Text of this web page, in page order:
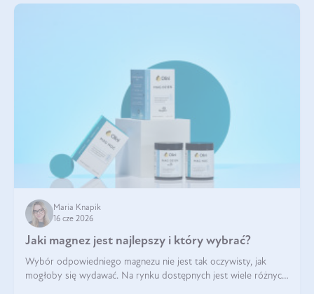
Maria Knapik
16 cze 2026
Jaki magnez jest najlepszy i który wybrać?
Wybór odpowiedniego magnezu nie jest tak oczywisty, jak
mogłoby się wydawać. Na rynku dostępnych jest wiele różnych